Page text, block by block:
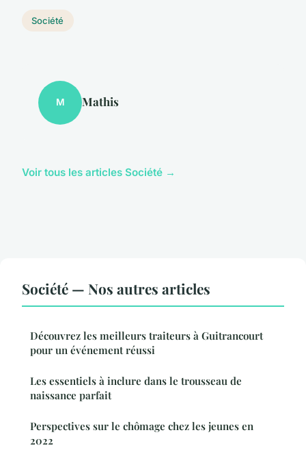
Société
M Mathis
Voir tous les articles Société →
Société — Nos autres articles
Découvrez les meilleurs traiteurs à Guitrancourt
pour un événement réussi
Les essentiels à inclure dans le trousseau de
naissance parfait
Perspectives sur le chômage chez les jeunes en
2022